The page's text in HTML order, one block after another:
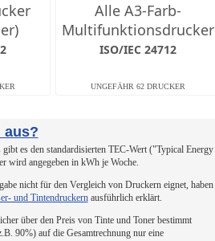
Alle A3-Farb-
Multifunktionsdrucker
ISO/IEC 24712
aus?
es den standardisierten TEC-Wert ("Typical Energy
wird angegeben in kWh je Woche.
nicht für den Vergleich von Druckern eignet, haben
und Tintendruckernausführlich erklärt.
über den Preis von Tinte und Toner bestimmt
90%) auf die Gesamtrechnung nur eine